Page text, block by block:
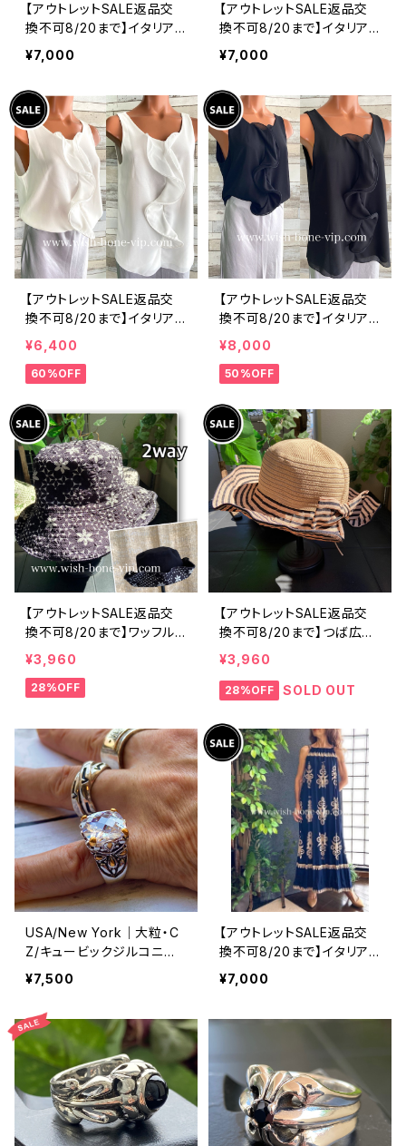
【アウトレットSALE返品交
換不可8/20まで】イタリア
製シャツ・ブラウス・トップス
｜Made in ITALY｜ロール
ャツ/ブルー
¥7,000
【アウトレットSALE返品交
換不可8/20まで】イタリア
製トップス｜ Made in ITA
LY｜フリル長袖 ロマンテ
プス/ピンク-SALE
¥7,000
【アウトレットSALE返品交
換不可8/20まで】イタリア
製 CASADEILUCA ITALY
｜前フリル＆BIGフリルトッ
プス /ホワイト
¥6,400
60%OFF
【アウトレットSALE返品交
換不可8/20まで】イタリア
製 CASADEILUCA ITALY
｜前フリル＆BIGフリルトッ
プス /ブラック
¥8,000
50%OFF
【アウトレットSALE返品交
換不可8/20まで】ワッフル
立体フラワー＆無地 2way
リバーシブルハット・ワイヤ
ー入り変形ハット・フラワー
¥3,960
28%OFF
【アウトレットSALE返品交
換不可8/20まで】つば広サ
マーハット・通気性・軽量 ワ
イヤー入りハット ボーダー
＆BIGリボン・女優帽 UV/紫
帽子【ベージュ】
¥3,960
28%OFF SOLD OUT
USA/New York｜大粒・C
Z/キュービックジルコニア
アンティークデザイン｜ゴッ
ドリング｜クリア＆シルバー
＆ゴールド
¥7,500
【アウトレットSALE返品交
換不可8/20まで】イタリア
製マキシワンピース イン
ポート ロングワンピース ロ
ー
¥7,000